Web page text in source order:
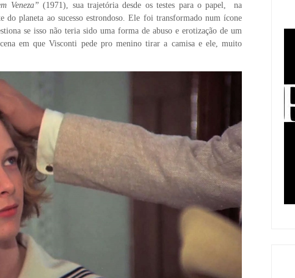
Veneza” (1971), sua trajetória desde os testes para o papel, na
do planeta ao sucesso estrondoso. Ele foi transformado num ícone
se isso não teria sido uma forma de abuso e erotização de um
em que Visconti pede pro menino tirar a camisa e ele, muito